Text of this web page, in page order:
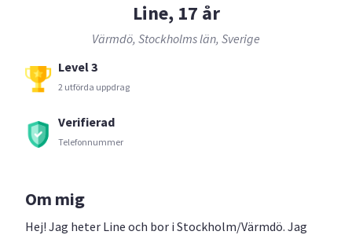
Line, 17 år
Värmdö, Stockholms län, Sverige
Level 3
2 utförda uppdrag
Verifierad
Telefonnummer
Om mig
Hej! Jag heter Line och bor i Stockholm/Värmdö. Jag